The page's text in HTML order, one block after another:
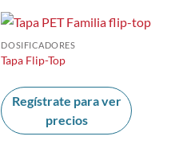
DOSIFICADORES
Tapa Flip-Top
Regístrate para ver
precios